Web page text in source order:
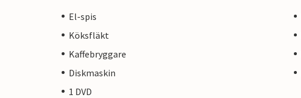
El-spis
Köksfläkt
Kaffebryggare
Diskmaskin
1 DVD